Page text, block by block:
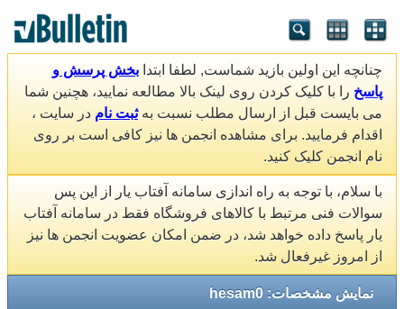
چنانچه این اولین بازید شماست, لطفا ابتدا بخش پرسش و
پاسخ را با کلیک کردن روی لینک بالا مطالعه نمایید، هچنین شما
می بایست قبل از ارسال مطلب نسبت بهثبت نام در سایت ،
اقدام فرمایید. برای مشاهده انجمن ها نیز کافی است بر روی
نام انجمن کلیک کنید.
با سلام، با توجه به راه اندازی سامانه آفتاب یار از این پس
سوالات فنی مرتبط با کالاهای فروشگاه فقط در سامانه آفتاب
یار پاسخ داده خواهد شد، در ضمن امکان عضویت انجمن ها نیز
از امروز غیرفعال شد.
نمایش مشخصات: hesam0